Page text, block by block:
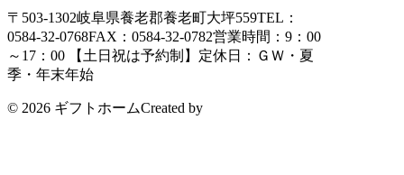
〒503-1302岐阜県養老郡養老町大坪559TEL：
0584-32-0768FAX：0584-32-0782営業時間：9：00
～17：00 【土日祝は予約制】 定休日：ＧＷ・夏
季・年末年始
© 2026 ギフトホームCreated by